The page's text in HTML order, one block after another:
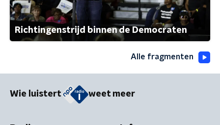
Richtingenstrijd binnen de Democraten
Alle fragmenten
Wie luistert weet meer